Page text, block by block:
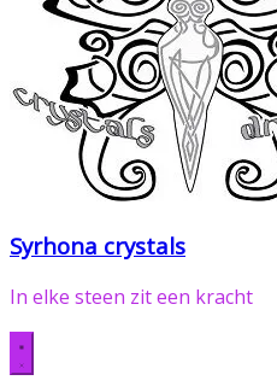
Syrhona crystals
In elke steen zit een kracht